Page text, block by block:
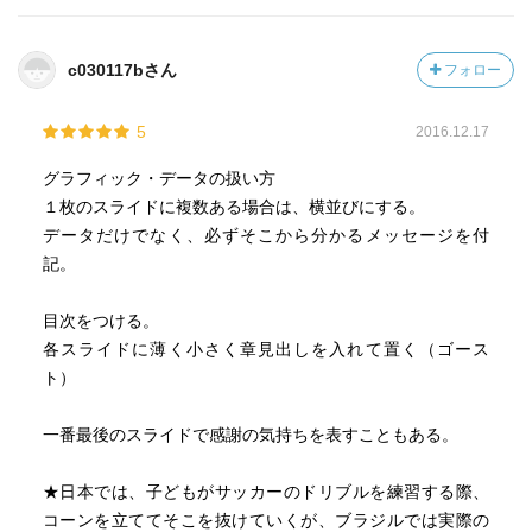
c030117bさん フォロー
5 2016.12.17
グラフィック・データの扱い方
１枚のスライドに複数ある場合は、横並びにする。
データだけでなく、必ずそこから分かるメッセージを付
記。
目次をつける。
各スライドに薄く小さく章見出しを入れて置く（ゴース
ト）
一番最後のスライドで感謝の気持ちを表すこともある。
★日本では、子どもがサッカーのドリブルを練習する際、
コーンを立ててそこを抜けていくが、ブラジルでは実際の